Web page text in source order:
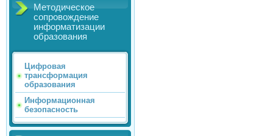
Методическое
сопровождение
информатизации
образования
Цифровая
трансформация
образования
Информационная
безопасность